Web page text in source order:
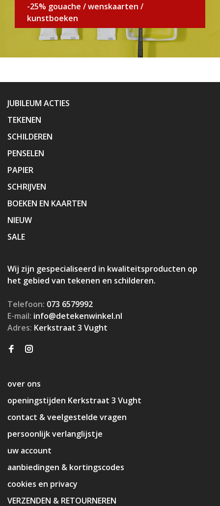
-25% gouache / wenskaarten /
kunstboeken
JUBILEUM ACTIES
TEKENEN
SCHILDEREN
PENSELEN
PAPIER
SCHRIJVEN
BOEKEN EN KAARTEN
NIEUW
SALE
Wij zijn gespecialiseerd in kwaliteitsproducten op
het gebied van tekenen en schilderen.
Telefoon: 073 6579992
E-mail: info@detekenwinkel.nl
Adres: Kerkstraat 3 Vught
over ons
openingstijden Kerkstraat 3 Vught
contact & veelgestelde vragen
persoonlijk verlanglijstje
uw account
aanbiedingen & kortingscodes
cookies en privacy
VERZENDEN & RETOURNEREN